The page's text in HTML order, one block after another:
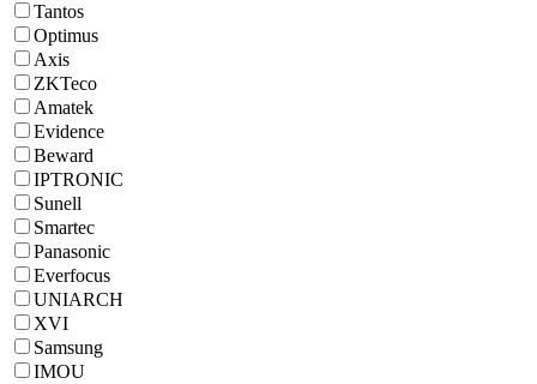
Tantos
Optimus
Axis
ZKTeco
Amatek
Evidence
Beward
IPTRONIC
Sunell
Smartec
Panasonic
Everfocus
UNIARCH
XVI
Samsung
IMOU